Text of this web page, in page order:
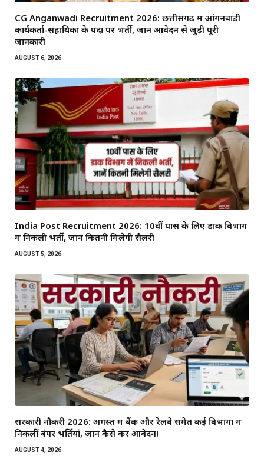
CG Anganwadi Recruitment 2026: छत्तीसगढ़ में आंगनबाड़ी
कार्यकर्ता-सहायिका के पदों पर भर्ती, जानें आवेदन से जुड़ी पूरी
जानकारी
AUGUST 6, 2026
India Post Recruitment 2026: 10वीं पास के लिए डाक विभाग
में निकली भर्ती, जानें कितनी मिलेगी सैलरी
AUGUST 5, 2026
सरकारी नौकरी 2026: अगस्त में बैंक और रेलवे समेत कई विभागों में
निकलीं बंपर भर्तियां, जानें कैसे करें आवेदन!
AUGUST 4, 2026